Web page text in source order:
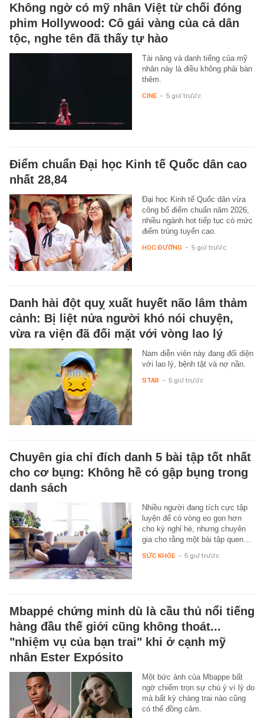
Không ngờ có mỹ nhân Việt từ chối đóng
phim Hollywood: Cô gái vàng của cả dân
tộc, nghe tên đã thấy tự hào
Tài năng và danh tiếng của mỹ
nhân này là điều không phải bàn
thêm.
CINE - 5 giờ trước
Điểm chuẩn Đại học Kinh tế Quốc dân cao
nhất 28,84
Đại học Kinh tế Quốc dân vừa
công bố điểm chuẩn năm 2026,
nhiều ngành hot tiếp tục có mức
điểm trúng tuyển cao.
HỌC ĐƯỜNG - 5 giờ trước
Danh hài đột quỵ xuất huyết não lâm thảm
cảnh: Bị liệt nửa người khó nói chuyện,
vừa ra viện đã đối mặt với vòng lao lý
Nam diễn viên này đang đối diện
với lao lý, bệnh tật và nợ nần.
STAR - 5 giờ trước
Chuyên gia chỉ đích danh 5 bài tập tốt nhất
cho cơ bụng: Không hề có gập bụng trong
danh sách
Nhiều người đang tích cực tập
luyện để có vòng eo gọn hơn
cho kỳ nghỉ hè, nhưng chuyên
gia cho rằng một bài tập quen…
SỨC KHỎE - 5 giờ trước
Mbappé chứng minh dù là cầu thủ nổi tiếng
hàng đầu thế giới cũng không thoát...
"nhiệm vụ của bạn trai" khi ở cạnh mỹ
nhân Ester Expósito
Một bức ảnh của Mbappe bất
ngờ chiếm trọn sự chú ý vì lý do
mà bất kỳ chàng trai nào cũng
có thể đồng cảm.